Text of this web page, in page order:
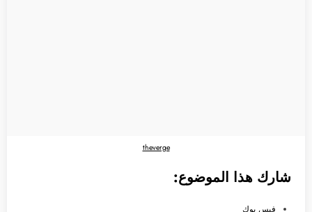
theverge
شارك هذا الموضوع:
فيس بوك